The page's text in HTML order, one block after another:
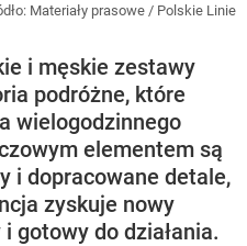
Materiały prasowe / Polskie Linie
i męskie zestawy
podróżne, które
wielogodzinnego
elementem są
i dopracowane detale,
zyskuje nowy
gotowy do działania.